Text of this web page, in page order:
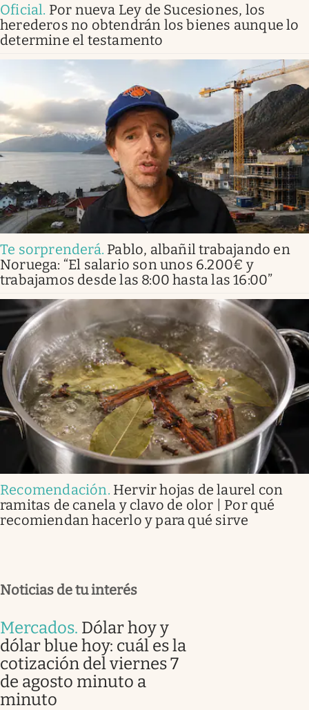
Oficial. Por nueva Ley de Sucesiones, los
herederos no obtendrán los bienes aunque lo
determine el testamento
Te sorprenderá. Pablo, albañil trabajando en
Noruega: “El salario son unos 6.200€ y
trabajamos desde las 8:00 hasta las 16:00”
Recomendación. Hervir hojas de laurel con
ramitas de canela y clavo de olor | Por qué
recomiendan hacerlo y para qué sirve
Noticias de tu interés
Mercados. Dólar hoy y
dólar blue hoy: cuál es la
cotización del viernes 7
de agosto minuto a
minuto